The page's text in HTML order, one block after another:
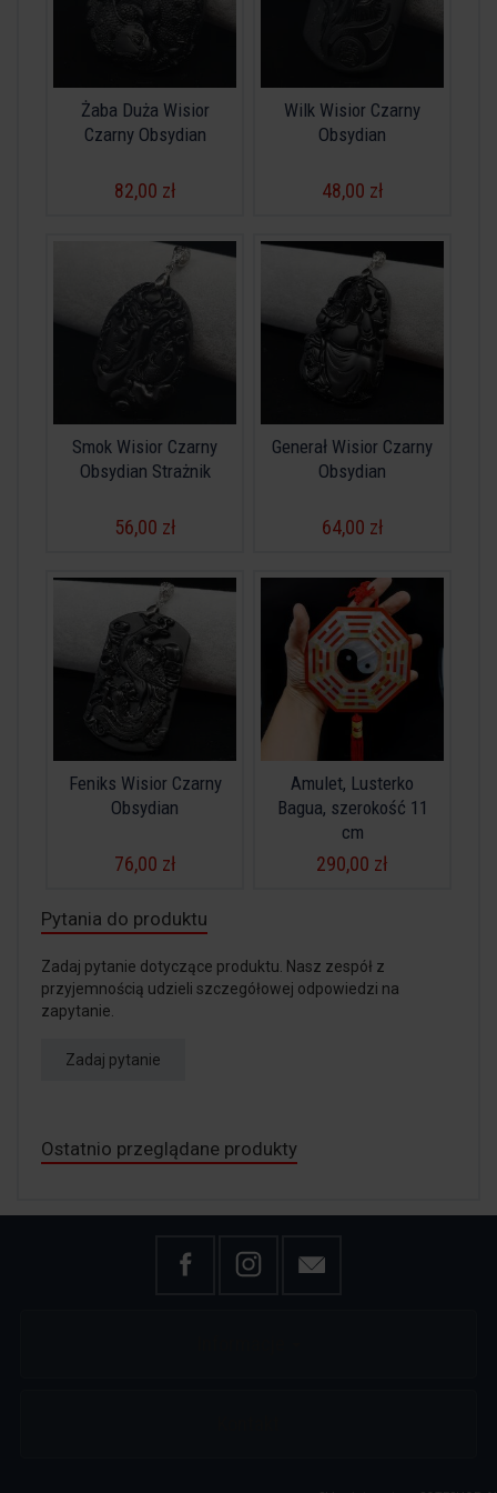
Żaba Duża Wisior
Czarny Obsydian
82,00 zł
Wilk Wisior Czarny
Obsydian
48,00 zł
Smok Wisior Czarny
Obsydian Strażnik
56,00 zł
Generał Wisior Czarny
Obsydian
64,00 zł
Feniks Wisior Czarny
Obsydian
76,00 zł
Amulet, Lusterko
Bagua, szerokość 11
cm
290,00 zł
Pytania do produktu
Zadaj pytanie dotyczące produktu. Nasz zespół z
przyjemnością udzieli szczegółowej odpowiedzi na
zapytanie.
Zadaj pytanie
Ostatnio przeglądane produkty